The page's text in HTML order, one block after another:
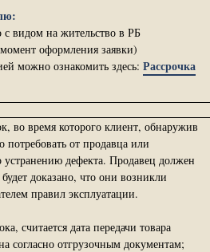
видом на жительство в РБ
оформления заявки)
можно ознакомить здесь: Рассрочка
во время которого клиент, обнаружив
потребовать от продавца или
дефекта. Продавец должен
доказано, что они возникли
правил эксплуатации.
считается дата передачи товара
согласно отгрузочным документам;